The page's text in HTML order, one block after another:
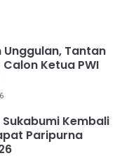
Tantan
Ketua PWI
Kembali
Paripurna